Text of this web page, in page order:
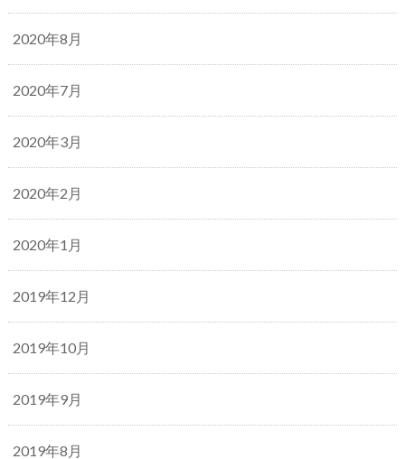
2020年8月
2020年7月
2020年3月
2020年2月
2020年1月
2019年12月
2019年10月
2019年9月
2019年8月